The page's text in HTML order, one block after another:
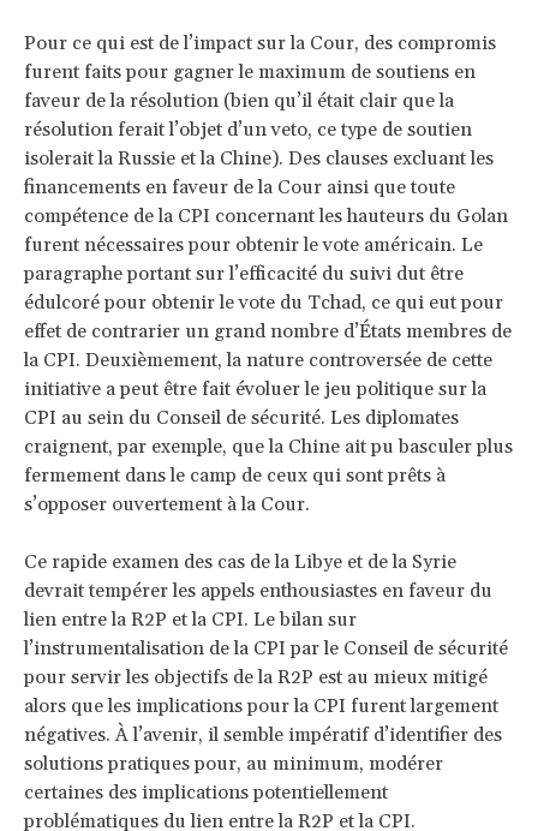
Pour ce qui est de l’impact sur la Cour, des compromis
furent faits pour gagner le maximum de soutiens en
faveur de la résolution (bien qu’il était clair que la
résolution ferait l’objet d’un veto, ce type de soutien
isolerait la Russie et la Chine). Des clauses excluant les
financements en faveur de la Cour ainsi que toute
compétence de la CPI concernant les hauteurs du Golan
furent nécessaires pour obtenir le vote américain. Le
paragraphe portant sur l’efficacité du suivi dut être
édulcoré pour obtenir le vote du Tchad, ce qui eut pour
effet de contrarier un grand nombre d’États membres de
la CPI. Deuxièmement, la nature controversée de cette
initiative a peut être fait évoluer le jeu politique sur la
CPI au sein du Conseil de sécurité. Les diplomates
craignent, par exemple, que la Chine ait pu basculer plus
fermement dans le camp de ceux qui sont prêts à
s’opposer ouvertement à la Cour.
Ce rapide examen des cas de la Libye et de la Syrie
devrait tempérer les appels enthousiastes en faveur du
lien entre la R2P et la CPI. Le bilan sur
l’instrumentalisation de la CPI par le Conseil de sécurité
pour servir les objectifs de la R2P est au mieux mitigé
alors que les implications pour la CPI furent largement
négatives. À l’avenir, il semble impératif d’identifier des
solutions pratiques pour, au minimum, modérer
certaines des implications potentiellement
problématiques du lien entre la R2P et la CPI.